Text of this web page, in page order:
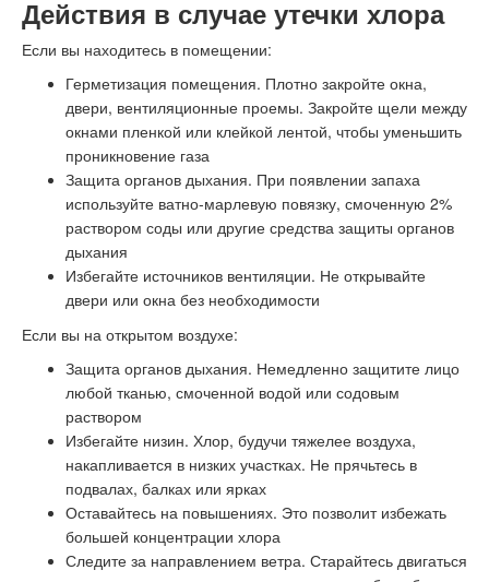
Действия в случае утечки хлора
Если вы находитесь в помещении:
Герметизация помещения. Плотно закройте окна,
двери, вентиляционные проемы. Закройте щели между
окнами пленкой или клейкой лентой, чтобы уменьшить
проникновение газа
Защита органов дыхания. При появлении запаха
используйте ватно-марлевую повязку, смоченную 2%
раствором соды или другие средства защиты органов
дыхания
Избегайте источников вентиляции. Не открывайте
двери или окна без необходимости
Если вы на открытом воздухе:
Защита органов дыхания. Немедленно защитите лицо
любой тканью, смоченной водой или содовым
раствором
Избегайте низин. Хлор, будучи тяжелее воздуха,
накапливается в низких участках. Не прячьтесь в
подвалах, балках или ярках
Оставайтесь на повышениях. Это позволит избежать
большей концентрации хлора
Следите за направлением ветра. Старайтесь двигаться